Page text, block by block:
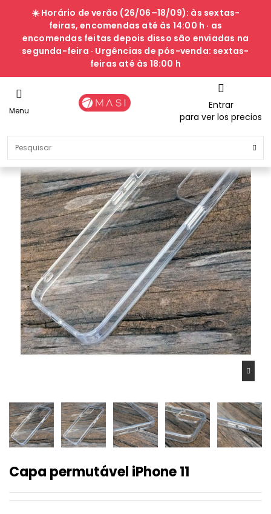
☀️ Horário de verão (26/06–18/09): às sextas-
feiras, encomendas até às 14:00 h · as
encomendas feitas depois disso são enviadas na
segunda-feira · Urgências de pós-venda: sextas-
feiras até às 18:00 h
Menu
Entrar
para ver los precios
Capa permutável iPhone 11